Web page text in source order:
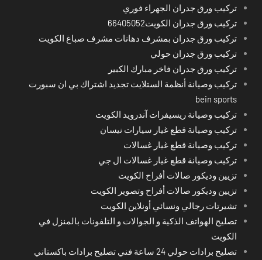
تركيب ورق جدران الجهراء فوري
تركيب ورق جدران الكويت66405052
تركيب ورق جدران بمشرف دهانات مشرف صباغ الكويت
تركيب ورق جدران حولي
تركيب ورق جدران فاخر مبارك الكبير
تركيب وصيانة أنظمة الستلايت تجديد اشتراك بي ان سبورت
bein sports
تركيب وصيانة ريسيفرات آندرويد الكويت
تركيب وصيانة قطع غيار سيارات نيسان
تركيب وصيانة قطع غيار غسالات
تركيب وصيانة قطع غيار غسالات ال جي
تزيين وديكور صالات أفراح الكويت
تزيين وديكور صالات أفراح وتصوير الكويت
تشيرتات رجالي ونسائي أونلاين الكويت
تصليح الهواتف الذكية و الجوالات و التلفونات بالمنزل في
الكويت
تصليح برادات حولي 24 ساعة فني تصليح برادات باكستاني